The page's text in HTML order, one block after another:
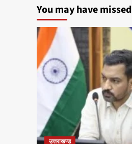
You may have missed
उत्तराखण्ड